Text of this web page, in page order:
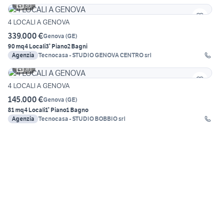
30
4 LOCALI A GENOVA
339.000 €Genova (GE)
90 mq4 Locali3° Piano2 Bagni
Agenzia Tecnocasa - STUDIO GENOVA CENTRO srl
30
4 LOCALI A GENOVA
145.000 €Genova (GE)
81 mq4 Locali1° Piano1 Bagno
Agenzia
Tecnocasa - STUDIO BOBBIO srl